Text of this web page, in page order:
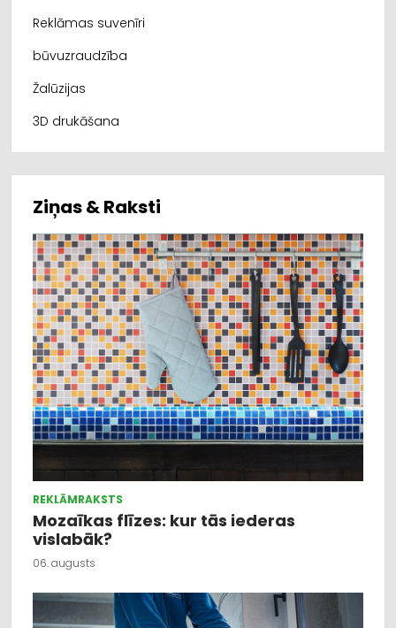
Reklāmas suvenīri
būvuzraudzība
Žalūzijas
3D drukāšana
Ziņas & Raksti
REKLĀMRAKSTS
Mozaīkas flīzes: kur tās iederas
vislabāk?
06. augusts